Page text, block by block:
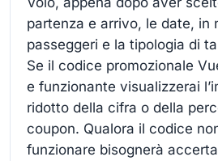
partenza e arrivo, le date, in
passeggeri e la tipologia di
Se il codice promozionale
e funzionante visualizzerai
ridotto della cifra o della
coupon. Qualora il codice
funzionare bisognerà